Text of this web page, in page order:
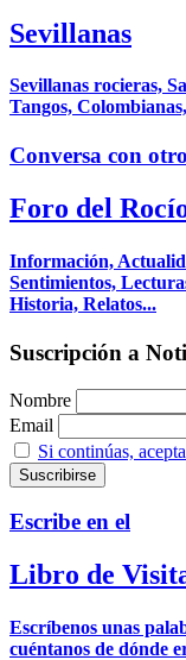
Sevillanas
Sevillanas rocieras,
Tangos,
Conversa con
Foro del
Información,
Sentimientos,
Historia, Relatos...
Suscripción a
Nombre
Email
Si continúas,
Escribe en el
Libro de
Escríbenos unas
cuéntanos de dónde